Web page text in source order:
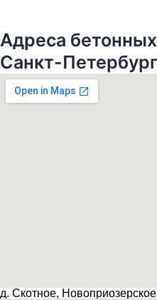
Адреса
Санкт-
д. Скотное,